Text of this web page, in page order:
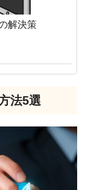
解決策
法5選